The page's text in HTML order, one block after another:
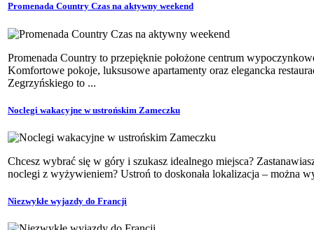
Promenada Country Czas na aktywny weekend
Promenada Country to przepięknie położone centrum
Komfortowe pokoje, luksusowe apartamenty oraz elegancka
Zegrzyńskiego to ...
Noclegi wakacyjne w ustrońskim Zameczku
Chcesz wybrać się w góry i szukasz idealnego miejsca?
noclegi z wyżywieniem? Ustroń to doskonała lokalizacja – można
Niezwykłe wyjazdy do Francji